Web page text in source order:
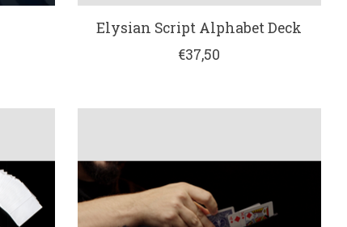
Elysian Script Alphabet Deck
€37,50